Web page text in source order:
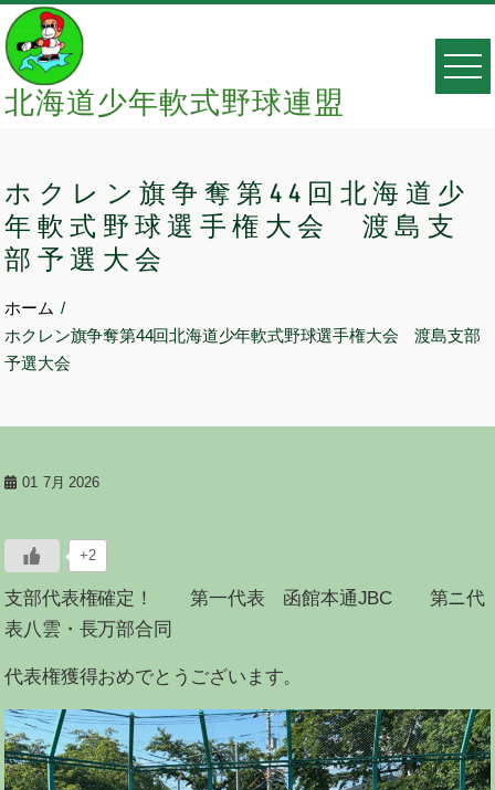
Skip
to
content
北海道少年軟式野球連盟
ホクレン旗争奪第44回北海道少
年軟式野球選手権大会 渡島支
部予選大会
ホーム
ホクレン旗争奪第44回北海道少年軟式野球選手権大会 渡島支部
予選大会
01 7月 2026
+2
支部代表権確定！ 第一代表 函館本通JBC 第ニ代
表八雲・長万部合同
代表権獲得おめでとうございます。